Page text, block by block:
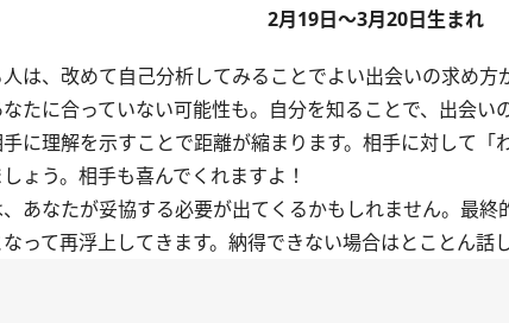
2月19日～3月20日生まれ
は、改めて自己分析してみることでよい出会いの求め方
たに合っていない可能性も。自分を知ることで、出会い
に理解を示すことで距離が縮まります。相手に対して「
ょう。相手も喜んでくれますよ！
あなたが妥協する必要が出てくるかもしれません。最
って再浮上してきます。納得できない場合はとことん話